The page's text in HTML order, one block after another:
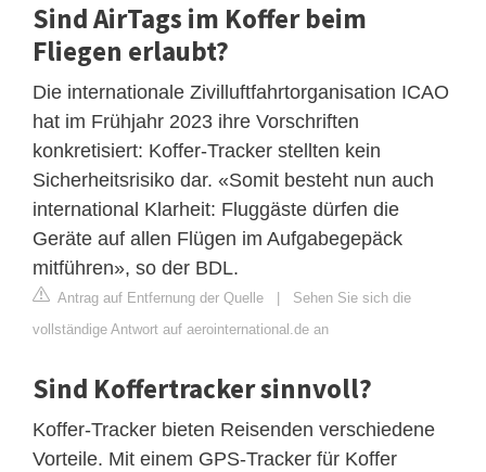
Sind AirTags im Koffer beim
Fliegen erlaubt?
Die internationale Zivilluftfahrtorganisation ICAO
hat im Frühjahr 2023 ihre Vorschriften
konkretisiert: Koffer-Tracker stellten kein
Sicherheitsrisiko dar. «Somit besteht nun auch
international Klarheit: Fluggäste dürfen die
Geräte auf allen Flügen im Aufgabegepäck
mitführen», so der BDL.
Antrag auf Entfernung der Quelle
Sehen Sie sich die
vollständige Antwort auf aerointernational.de an
Sind Koffertracker sinnvoll?
Koffer-Tracker bieten Reisenden verschiedene
Vorteile. Mit einem GPS-Tracker für Koffer